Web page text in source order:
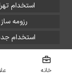
استخدام
رزومه ساز
استخدام
تمامی
گونه
خانه